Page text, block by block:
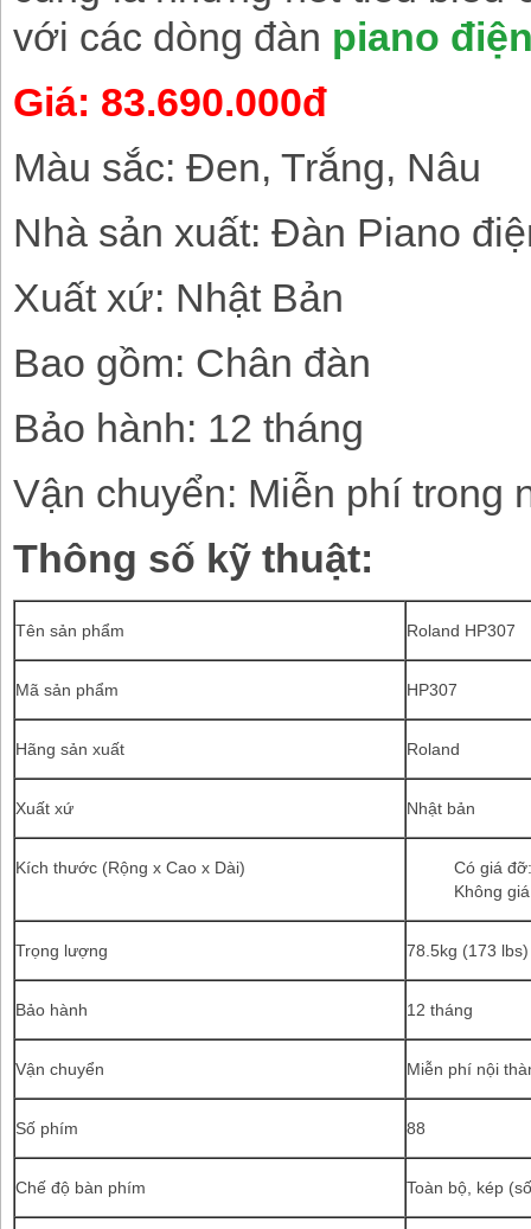
với các dòng đàn piano
Giá: 83.690.000đ
Màu sắc: Đen, Trắng, Nâu
Nhà sản xuất: Đàn Piano
Xuất xứ: Nhật Bản
Bao gồm: Chân đàn
Bảo hành: 12 tháng
Vận chuyển: Miễn phí trong
Thông số kỹ thuật:
Tên sản phẩm Roland HP307
Mã sản phẩm HP307
Hãng sản xuất Roland
Xuất xứ Nhật bản
Kích thước (Rộng x Cao x Dài)
Có giá
Không
Trọng lượng 78.5kg (173 lbs)
Bảo hành 12 tháng
Vận chuyển Miễn phí nội
Số phím 88
Chế độ bàn phím Toàn bộ, kép